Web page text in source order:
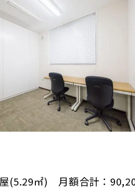
(5.29㎡) 月額合計：